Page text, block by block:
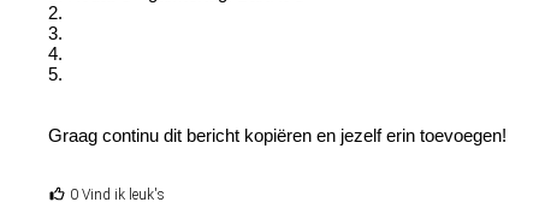
2.
3.
4.
5.
Graag continu dit bericht kopiëren en jezelf erin toevoegen!
0 Vind ik leuk's